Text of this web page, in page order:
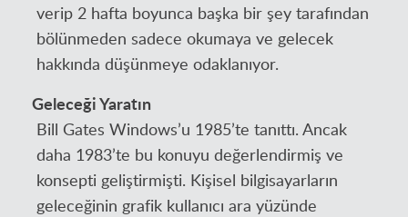
verip 2 hafta boyunca başka bir şey tarafından
bölünmeden sadece okumaya ve gelecek
hakkında düşünmeye odaklanıyor.
Geleceği Yaratın
Bill Gates Windows’u 1985’te tanıttı. Ancak
daha 1983’te bu konuyu değerlendirmiş ve
konsepti geliştirmişti. Kişisel bilgisayarların
geleceğinin grafik kullanıcı ara yüzünde